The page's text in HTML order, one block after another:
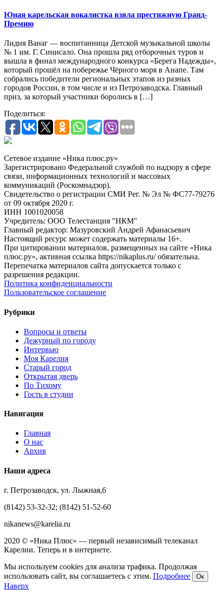
Юная карельская вокалистка взяла престижную Гранд-
Премию
Лидия Ванаг — воспитанница Детской музыкальной школы
№ 1 им. Г. Синисало. Она прошла ряд отборочных туров и
вышла в финал международного конкурса «Берега Надежды»,
который прошёл на побережье Чёрного моря в Анапе. Там
собрались победители региональных этапов из разных
городов России, в том числе и из Петрозаводска. Главный
приз, за который участники боролись в […]
Поделиться:
Сетевое издание «Ника плюс.ру»
Зарегистрировано Федеральной службой по надзору в сфере
связи, информационных технологий и массовых
коммуникаций (Роскомнадзор).
Свидетельство о регистрации СМИ Рег. № Эл № ФС77-79276
от 09 октября 2020 г.
ИНН 1001020058
Учредитель: ООО Телестанция "НКМ"
Главный редактор: Мазуровский Андрей Афанасьевич
Настоящий ресурс может содержать материалы 16+.
При цитировании материалов, размещенных на сайте «Ника
плюс.ру», активная ссылка https://nikaplus.ru/ обязательна.
Перепечатка материалов сайта допускается только с
разрешения редакции.
Политика конфиденциальности
Пользовательское соглашение
Рубрики
Вопросы и ответы
Дежурный по городу
Интервью
Моя Карелия
Старый город
Открытая дверь
По Тихому
Гость в студии
Навигация
Главная
О нас
Архив
Наши адреса
г. Петрозаводск, ул. Лыжная,6
(8142) 53-32-32; (8142) 51-52-60
nikanews@karelia.ru
2020 © «Ника Плюс» — первый независимый телеканал
Карелии. Теперь и в интернете.
Мы используем cookies для анализа трафика. Продолжая
использовать сайт, вы соглашаетесь с этим. Подробнее Ок
Наверх